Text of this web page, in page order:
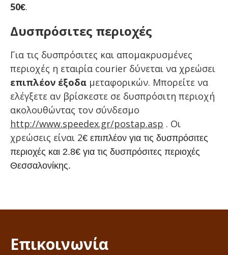
50€.
Δυσπρόσιτες περιοχές
Για τις δυσπρόσιτες και απομακρυσμένες
περιοχές η εταιρία courier δύνεται να χρεώσει
επιπλέον έξοδα μεταφορικών. Μπορείτε να
ελέγξετε αν βρίσκεστε σε δυσπρόσιτη περιοχή
ακολουθώντας τον σύνδεσμο
http://www.speedex.gr/postap.asp . Οι
χρεώσεις είναι 2€ επιπλέον για τις δυσπρόσιτες
περιοχές και 2.8€ για τις δυσπρόσιτες περιοχές
Θεσσαλονίκης.
Επικοινωνία